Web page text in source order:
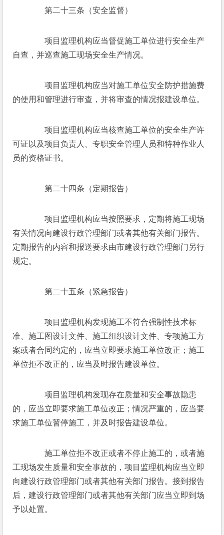
第二十三条（安全监督）
项目监理机构应当督促施工单位进行安全生产
自查，并巡查施工现场安全生产情况。
项目监理机构应当对施工单位安全防护措施费
的使用和管理进行审查，并将审查的情况报建设单位。
项目监理机构应当核查施工单位的安全生产许
可证以及项目负责人、专职安全管理人员和特种作业人
员的资格证书。
第二十四条（定期报告）
项目监理机构应当按照要求，定期将施工现场
有关情况向建设行政管理部门或者其他有关部门报告。
定期报告的内容和报送要求由市建设行政管理部门另行
规定。
第二十五条（紧急报告）
项目监理机构发现施工不符合强制性技术标
准、施工图设计文件、施工组织设计文件、专项施工方
案或者合同约定的，应当立即要求施工单位改正；施工
单位拒不改正的，应当及时报告建设单位。
项目监理机构发现存在质量和安全事故隐患
的，应当立即要求施工单位改正；情况严重的，应当要
求施工单位暂停施工，并及时报告建设单位。
施工单位拒不改正或者不停止施工的，或者施
工现场发生质量和安全事故的，项目监理机构应当立即
向建设行政管理部门或者其他有关部门报告。接到报告
后，建设行政管理部门或者其他有关部门应当立即到场
予以处置。